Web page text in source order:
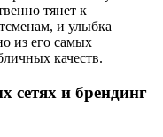
тянет к
и улыбка
из его самых
качеств.
сетях и брендинг